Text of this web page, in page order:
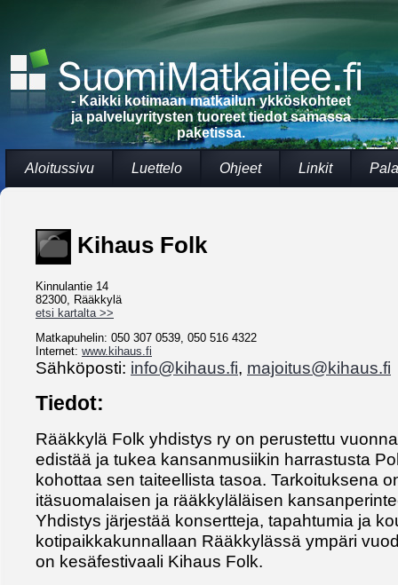
- Kaikki kotimaan matkailun ykköskohteet
ja palveluyritysten tuoreet tiedot samassa
paketissa.
Aloitussivu Luettelo Ohjeet Linkit
Kihaus Folk
Kinnulantie 14
82300, Rääkkylä
etsi kartalta >>
Matkapuhelin: 050 307 0539, 050 516 4322
Internet: www.kihaus.fi
Sähköposti: info@kihaus.fi, majoitus@kihaus.fi
Tiedot:
Rääkkylä Folk yhdistys ry on perustettu
edistää ja tukea kansanmusiikin harrastusta
kohottaa sen taiteellista tasoa. Tarkoituksena
itäsuomalaisen ja rääkkyläläisen
Yhdistys järjestää konsertteja, tapahtumia ja
kotipaikkakunnallaan Rääkkylässä ympäri
on kesäfestivaali Kihaus Folk.